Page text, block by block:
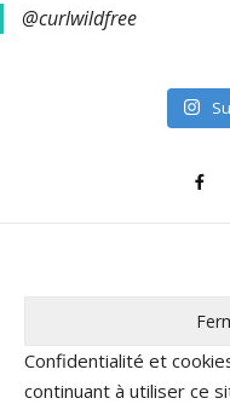
@curlwildfree
Confidentialité et
continuant à utiliser ce